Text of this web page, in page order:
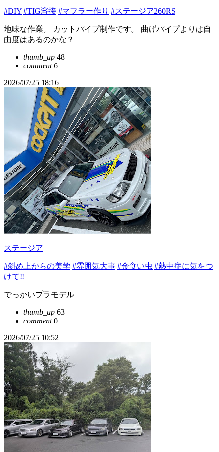
#DIY #TIG溶接 #マフラー作り #ステージア260RS
地味な作業。 カットパイプ制作です。 曲げパイプよりは自
由度はあるのかな？
thumb_up 48
comment6
2026/07/25 18:16
ステージア
#斜め上からの美学 #雰囲気大事 #金食い虫 #熱中症に気をつ
けて!!
でっかいプラモデル
thumb_up 63
comment0
2026/07/25 10:52